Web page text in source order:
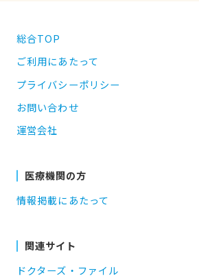
総合TOP
ご利用にあたって
プライバシーポリシー
お問い合わせ
運営会社
医療機関の方
情報掲載にあたって
関連サイト
ドクターズ・ファイル